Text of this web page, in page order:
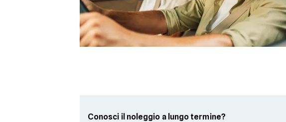
Conosci il noleggio a lungo termine?